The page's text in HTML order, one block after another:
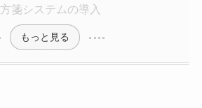
箋システムの導入
もっと見る